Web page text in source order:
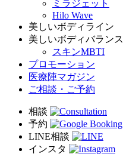
ミラジェット
Hilo Wave
美しいボディライン
美しいボディバランス
スキンMBTI
プロモーション
医療陣マガジン
ご相談・ご予約